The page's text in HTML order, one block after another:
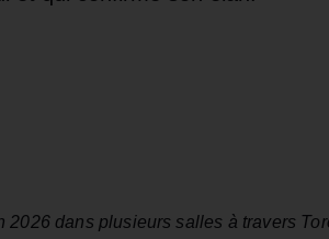
dans plusieurs salles à travers